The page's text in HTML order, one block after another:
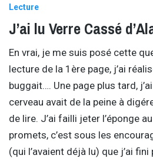
Lecture
J’ai lu Verre Cassé
En vrai, je me suis posé cette
lecture de la 1ère page, j’ai
buggait…. Une page plus tard,
cerveau avait de la peine à
de lire. J’ai failli jeter l’éponge
promets, c’est sous les
(qui l’avaient déjà lu) que j’ai